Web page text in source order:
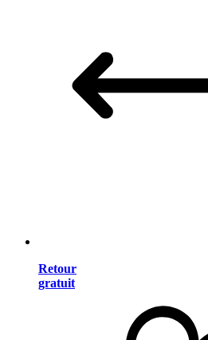
Retour
gratuit